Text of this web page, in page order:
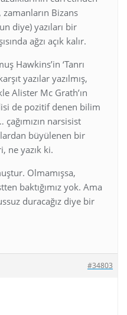
Bizans
diye) yazıları bir
ağzı açık kalır.
Hawkins’in ‘Tanrı
yazılar yazılmış,
Alister Mc Grath’ın
de pozitif denen bilim
narsisist
büyülenen bir
ne yazık ki.
Olmamışsa,
baktığımız yok. Ama
duracağız diye bir
#34803